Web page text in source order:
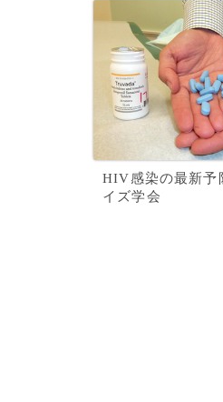
HIV感染の最新予
イズ学会